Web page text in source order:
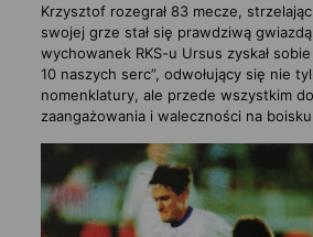
Krzysztof rozegrał 83 mecze,
swojej grze stał się prawdziwą
wychowanek RKS-u Ursus zyskał
10 naszych serc”, odwołujący się nie
nomenklatury, ale przede wszystkim
zaangażowania i waleczności na